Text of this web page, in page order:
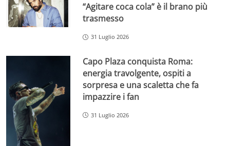
“Agitare coca cola” è il brano più
trasmesso
31 Luglio 2026
Capo Plaza conquista Roma:
energia travolgente, ospiti a
sorpresa e una scaletta che fa
impazzire i fan
31 Luglio 2026